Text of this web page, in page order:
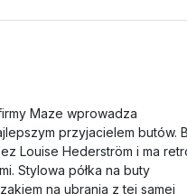
Maze wprowadza
przyjacielem butów.
Louise Hederström i ma
Stylowa półka na buty
na ubrania z tej samej